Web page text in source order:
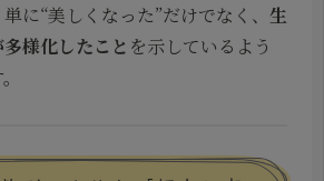
に“美しくなった”だけでなく、 生
様化したこと を示しているよう